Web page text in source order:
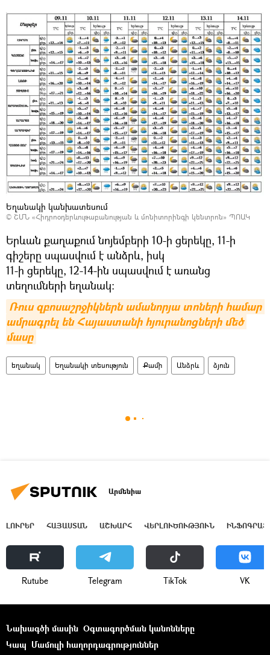
Եղանակի կանխատեսում
© ՇՄՆ «Հիդրոօդերևութաբանության և մոնիտորինգի կենտրոն» ՊՈԱԿ
Երևան քաղաքում նոյեմբերի 10-ի ցերեկը, 11-ի
գիշերը սպասվում է անձրև, իսկ
11-ի ցերեկը, 12-14-ին սպասվում է առանց
տեղումների եղանակ։
Ռուս զբոսաշրջիկներն ամանորյա տոների համար
ամրագրել են Հայաստանի հյուրանոցների մեծ
մասը
եղանակ Եղանակի տեսություն Քամի Անձրև ձյուն
Արմենիա
ԼՈՒՐԵՐ ՀԱՅԱՍՏԱՆ ԱՇԽԱՐՀ ՎԵՐԼՈՒԾՈՒԹՅՈՒՆ
Rutube Telegram ТikТоk VK
Նախագծի մասին Օգտագործման կանոնները
Կապ Մամուլի հաղորդագրություններ